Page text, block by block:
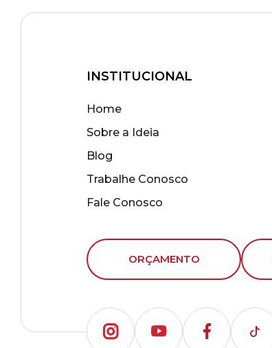
INSTITUCIONAL
Home
Sobre a Ideia
Blog
Trabalhe Conosco
Fale Conosco
ORÇAMENTO